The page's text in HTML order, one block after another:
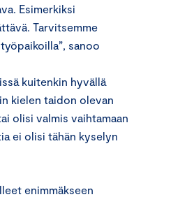
Esimerkiksi
Tarvitsemme
sanoo
kuitenkin hyvällä
kielen taidon olevan
olisi valmis vaihtamaan
ei olisi tähän kyselyn
enimmäkseen